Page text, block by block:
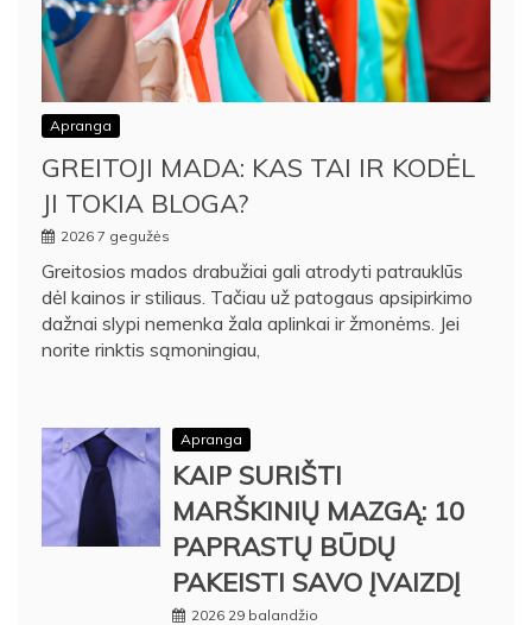
Apranga
GREITOJI MADA: KAS TAI IR KODĖL
JI TOKIA BLOGA?
2026 7 gegužės
Greitosios mados drabužiai gali atrodyti patrauklūs
dėl kainos ir stiliaus. Tačiau už patogaus apsipirkimo
dažnai slypi nemenka žala aplinkai ir žmonėms. Jei
norite rinktis sąmoningiau,
Apranga
KAIP SURIŠTI
MARŠKINIŲ MAZGĄ: 10
PAPRASTŲ BŪDŲ
PAKEISTI SAVO ĮVAIZDĮ
2026 29 balandžio